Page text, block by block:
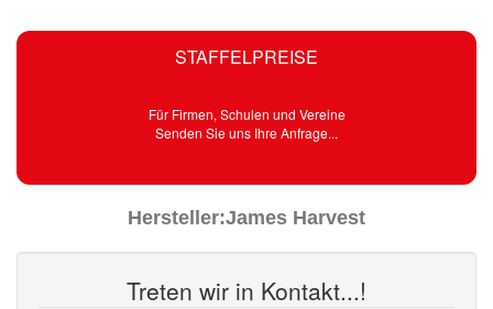
STAFFELPREISE
Für Firmen, Schulen und Vereine
Senden Sie uns Ihre Anfrage...
Hersteller:James Harvest
Treten wir in Kontakt...!